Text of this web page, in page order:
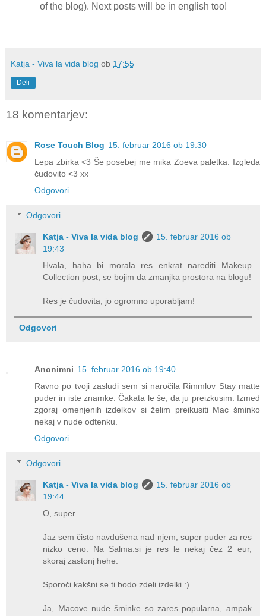
of the blog). Next posts will be in english too!
Katja - Viva la vida blog ob 17:55
Deli
18 komentarjev:
Rose Touch Blog 15. februar 2016 ob 19:30
Lepa zbirka <3 Še posebej me mika Zoeva paletka. Izgleda
čudovito <3 xx
Odgovori
Odgovori
Katja - Viva la vida blog
15. februar 2016 ob
19:43
Hvala, haha bi morala res enkrat narediti Makeup
Collection post, se bojim da zmanjka prostora na blogu!
Res je čudovita, jo ogromno uporabljam!
Odgovori
Anonimni 15. februar 2016 ob 19:40
Ravno po tvoji zasludi sem si naročila Rimmlov Stay matte
puder in iste znamke. Čakata le še, da ju preizkusim. Izmed
zgoraj omenjenih izdelkov si želim preikusiti Mac šminko
nekaj v nude odtenku.
Odgovori
Odgovori
Katja - Viva la vida blog
15. februar 2016 ob
19:44
O, super.
Jaz sem čisto navdušena nad njem, super puder za res
nizko ceno. Na Salma.si je res le nekaj čez 2 eur,
skoraj zastonj hehe.
Sporoči kakšni se ti bodo zdeli izdelki :)
Ja, Macove nude šminke so zares popularna, ampak